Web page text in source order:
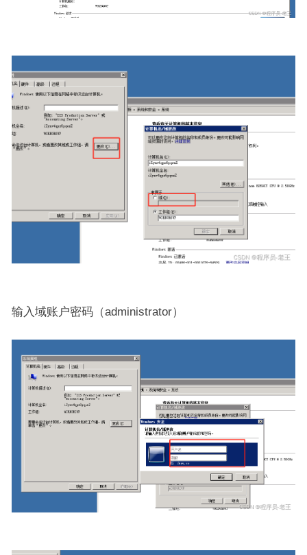
输入域账户密码（administrator）